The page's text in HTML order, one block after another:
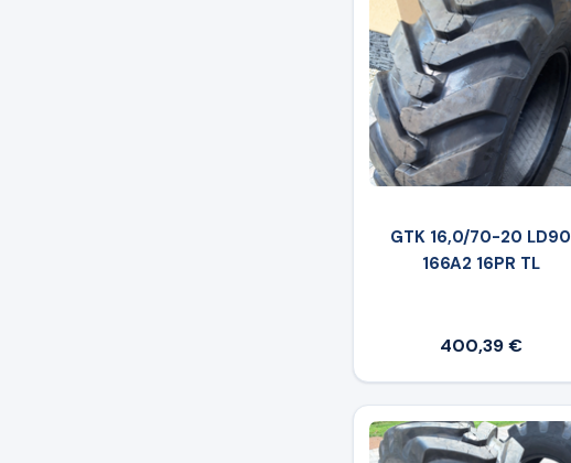
GTK 16,0/70-20 LD90
166A2 16PR TL
400,39 €